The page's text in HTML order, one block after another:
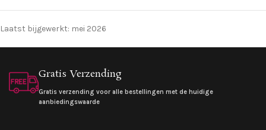
Laatst bijgewerkt: mei 2026
Gratis Verzending
Gratis verzending voor alle bestellingen met de huidige
aanbiedingswaarde